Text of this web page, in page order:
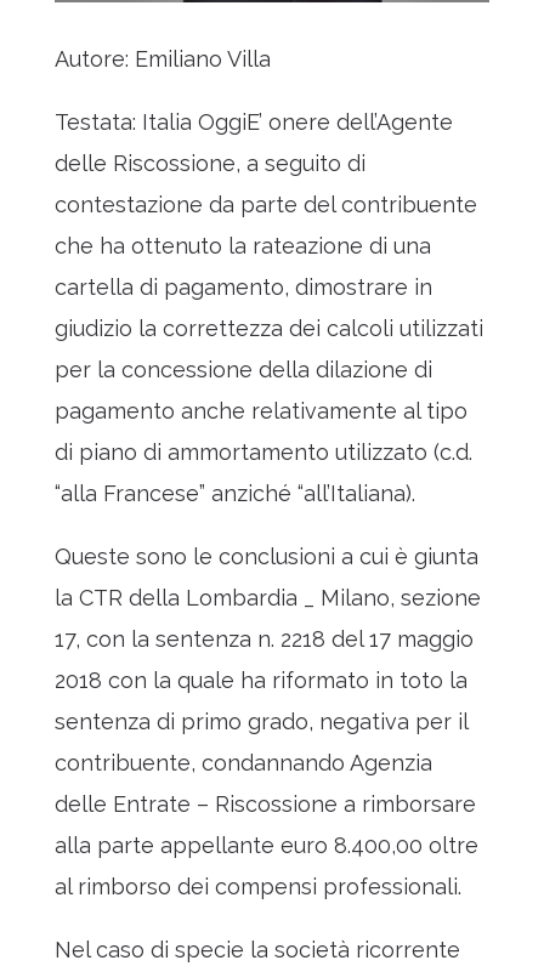
Autore: Emiliano Villa
Testata: Italia OggiE’ onere dell’Agente
delle Riscossione, a seguito di
contestazione da parte del contribuente
che ha ottenuto la rateazione di una
cartella di pagamento, dimostrare in
giudizio la correttezza dei calcoli utilizzati
per la concessione della dilazione di
pagamento anche relativamente al tipo
di piano di ammortamento utilizzato (c.d.
“alla Francese” anziché “all’Italiana).
Queste sono le conclusioni a cui è giunta
la CTR della Lombardia _ Milano, sezione
17, con la sentenza n. 2218 del 17 maggio
2018 con la quale ha riformato in toto la
sentenza di primo grado, negativa per il
contribuente, condannando Agenzia
delle Entrate – Riscossione a rimborsare
alla parte appellante euro 8.400,00 oltre
al rimborso dei compensi professionali.
Nel caso di specie la società ricorrente